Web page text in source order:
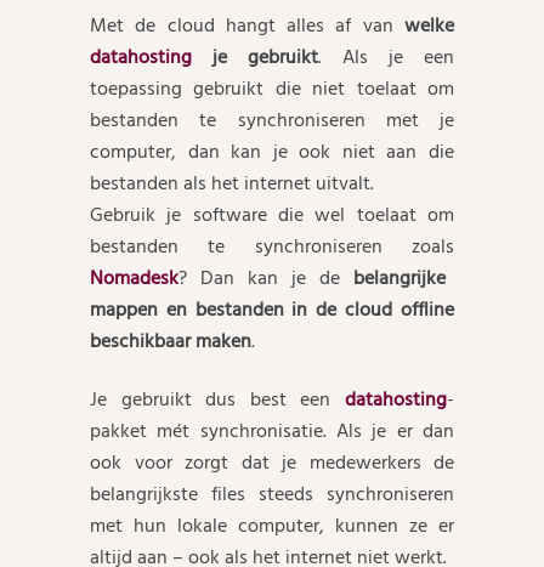
Met de cloud hangt alles af van welke
datahosting je gebruikt. Als je een
toepassing gebruikt die niet toelaat om
bestanden te synchroniseren met je
computer, dan kan je ook niet aan die
bestanden als het internet uitvalt.
Gebruik je software die wel toelaat om
bestanden te synchroniseren zoals
Nomadesk? Dan kan je de belangrijke
mappen en bestanden in de cloud offline
beschikbaar maken.
Je gebruikt dus best een datahosting-
pakket mét synchronisatie. Als je er dan
ook voor zorgt dat je medewerkers de
belangrijkste files steeds synchroniseren
met hun lokale computer, kunnen ze er
altijd aan – ook als het internet niet werkt.